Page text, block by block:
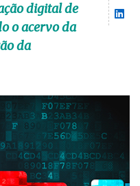
digital de
o acervo da
da